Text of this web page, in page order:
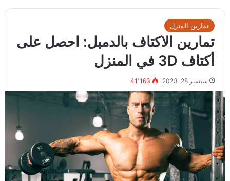
تمارين المنزل
تمارين الاكتاف بالدمبل: احصل على
أكتاف 3D في المنزل
سبتمبر 28, 2023 41٬163